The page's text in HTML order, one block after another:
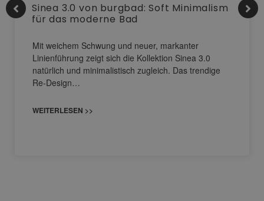
Sinea 3.0 von burgbad: Soft Minimalism
für das moderne Bad
Mit weichem Schwung und neuer, markanter
Linienführung zeigt sich die Kollektion Sinea 3.0
natürlich und minimalistisch zugleich. Das trendige
Re-Design…
WEITERLESEN >>